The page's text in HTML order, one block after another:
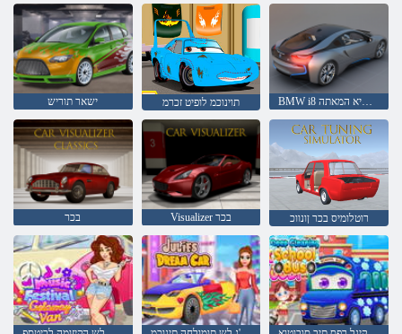
ישאר תוריש תוינוכמ לופיט זכרמ BMW i8 לש תישיא המאתה
בכר Visualizer בכר רוטלומיס בכר ןונווכ